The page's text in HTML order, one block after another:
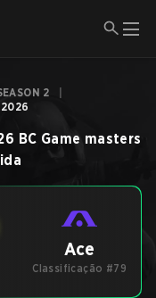
2
2026
BC Game masters
Ace
Classificação #79